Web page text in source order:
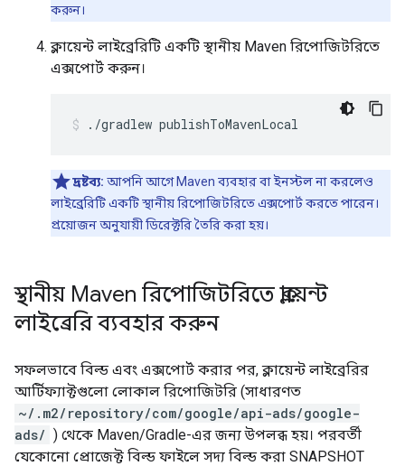
করুন।
ক্লায়েন্ট লাইব্রেরিটি একটি স্থানীয় Maven রিপোজিটরিতে
এক্সপোর্ট করুন।
. /gradlew publishToMavenLocal
দ্রষ্টব্য: আপনি আগে Maven ব্যবহার বা ইনস্টল না করলেও
লাইব্রেরিটি একটি স্থানীয় রিপোজিটরিতে এক্সপোর্ট করতে পারেন।
প্রয়োজন অনুযায়ী ডিরেক্টরি তৈরি করা হয়।
স্থানীয় Maven রিপোজিটরিতে ক্লায়েন্ট
লাইব্রেরি ব্যবহার করুন
সফলভাবে বিল্ড এবং এক্সপোর্ট করার পর, ক্লায়েন্ট লাইব্রেরির
আর্টিফ্যাক্টগুলো লোকাল রিপোজিটরি (সাধারণত
~/.m2/repository/com/google/api-ads/google-
ads/ ) থেকে Maven/Gradle-এর জন্য উপলব্ধ হয়। পরবর্তী
যেকোনো প্রোজেক্ট বিল্ড ফাইলে সদ্য বিল্ড করা SNAPSHOT